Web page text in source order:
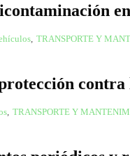
, TRANSPORTE Y
TRANSPORTE Y